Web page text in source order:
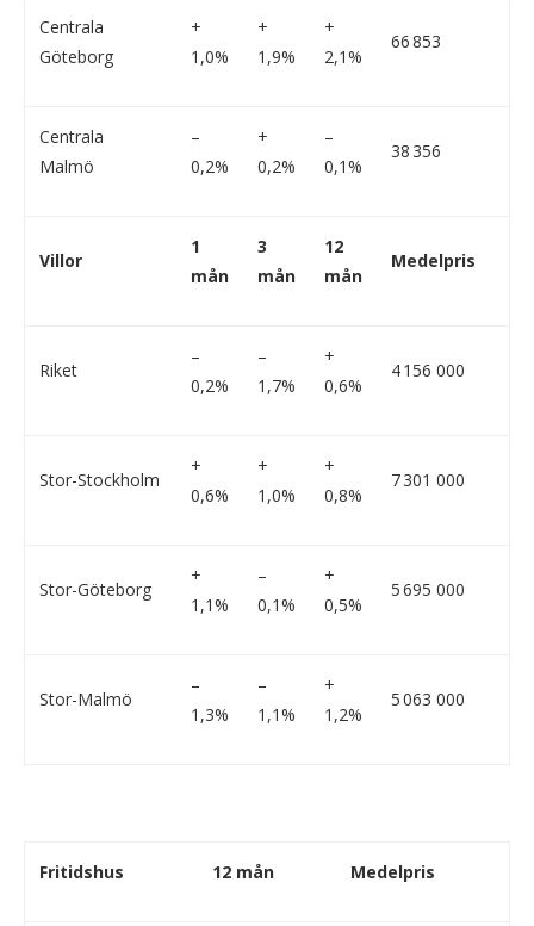
Centrala
Göteborg
+
1,0%
+
1,9%
+
2,1%
66 853
Centrala
Malmö
–
0,2%
+
0,2%
–
0,1%
38 356
Villor
1
mån
3
mån
12
mån
Medelpris
Riket
–
0,2%
–
1,7%
+
0,6%
4 156 000
Stor-Stockholm
+
0,6%
+
1,0%
+
0,8%
7 301 000
Stor-Göteborg
+
1,1%
–
0,1%
+
0,5%
5 695 000
Stor-Malmö
–
1,3%
–
1,1%
+
1,2%
5 063 000
Fritidshus 12 mån Medelpris